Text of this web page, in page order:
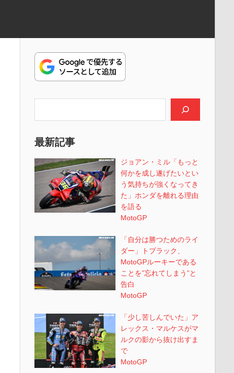
最新記事
ジョアン・ミル「もっと
何かを成し遂げたいとい
う気持ちが強くなってき
た」ホンダを離れる理由
を語る
MotoGP
「自分は勝つためのライ
ダー」トプラック、
MotoGPルーキーである
ことを”忘れてしまう”と
告白
MotoGP
「少し苦しんでいた」ア
レックス・マルケスがマ
ルクの影から抜け出すま
で
MotoGP